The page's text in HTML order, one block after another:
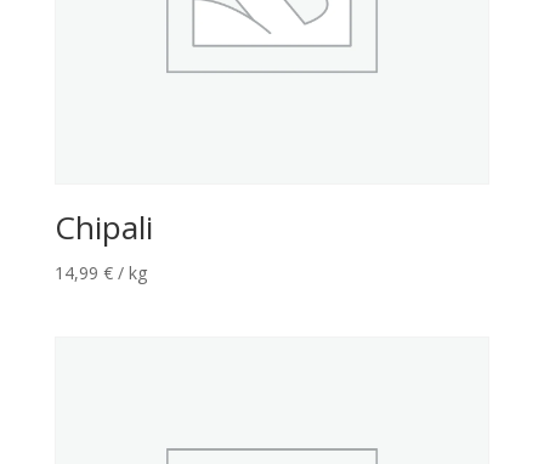
Chipali
14,99 € / kg